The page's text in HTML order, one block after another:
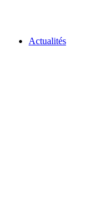
Actualités